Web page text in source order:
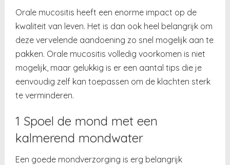
Orale mucositis heeft een enorme impact op de
kwaliteit van leven. Het is dan ook heel belangrijk om
deze vervelende aandoening zo snel mogelijk aan te
pakken. Orale mucositis volledig voorkomen is niet
mogelijk, maar gelukkig is er een aantal tips die je
eenvoudig zelf kan toepassen om de klachten sterk
te verminderen.
1 Spoel de mond met een
kalmerend mondwater
Een goede mondverzorging is erg belangrijk